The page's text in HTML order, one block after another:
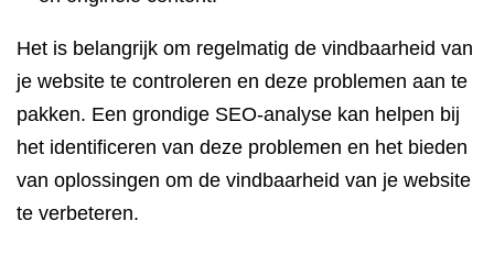
Het is belangrijk om regelmatig de vindbaarheid van
je website te controleren en deze problemen aan te
pakken. Een grondige SEO-analyse kan helpen bij
het identificeren van deze problemen en het bieden
van oplossingen om de vindbaarheid van je website
te verbeteren.